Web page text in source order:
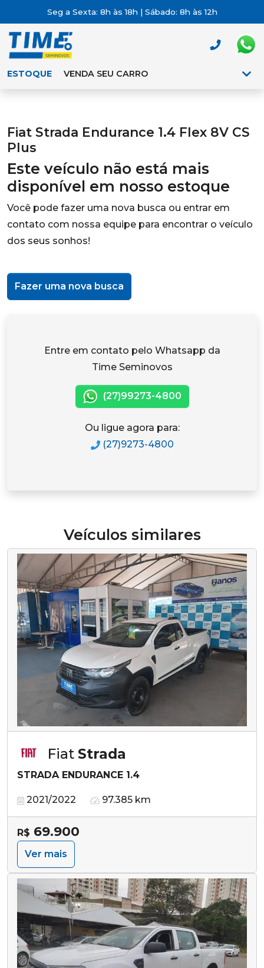
Seg a Sexta: 8h às 18h | Sábado: 8h às 12h
ESTOQUE VENDA SEU CARRO
Fiat Strada Endurance 1.4 Flex 8V CS
Plus
Este veículo não está mais
disponível em nosso estoque
Você pode fazer uma nova busca ou entrar em
contato com nossa equipe para encontrar o veículo
dos seus sonhos!
Fazer uma nova busca
Entre em contato pelo Whatsapp da
Time Seminovos
(27)99273-4800
Ou ligue agora para:
(27)9273-4800
Veículos similares
Fiat Strada
STRADA ENDURANCE 1.4
2021/2022 97.385 km
R$ 69.900
Ver mais